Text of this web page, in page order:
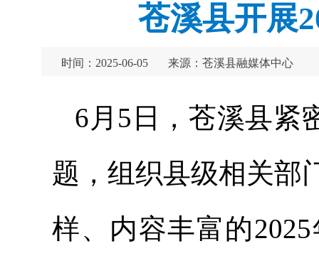
苍溪县开展
时间：2025-06-05 来源：苍溪县融媒体中心
6月5日，苍溪县紧
题，组织县级相关部
样、内容丰富的